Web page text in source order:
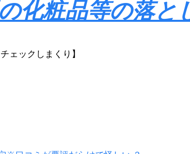
化粧品等の落と
ェックしまくり】